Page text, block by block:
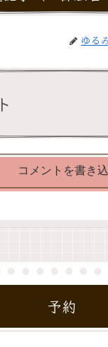
ゆる
コメントを書き
予約